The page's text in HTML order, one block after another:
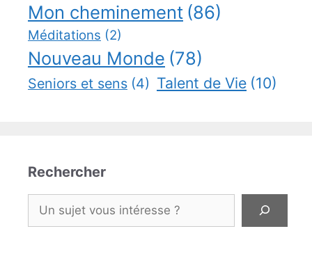
Mon cheminement (86)
Méditations (2)
Nouveau Monde (78)
Seniors et sens (4) Talent de Vie (10)
Rechercher